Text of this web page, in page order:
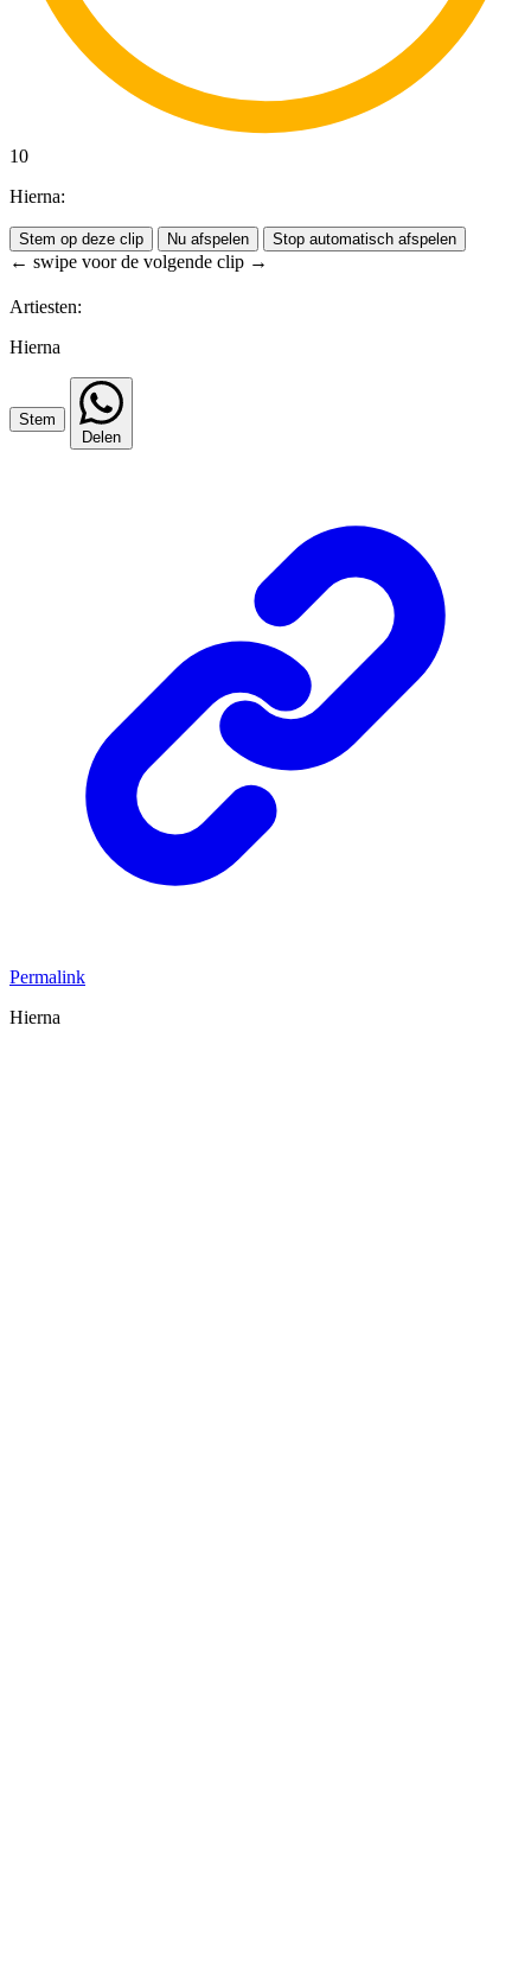
10
Hierna:
Stem op deze clip Nu afspelen Stop automatisch afspelen
← swipe voor de volgende clip →
Artiesten:
Hierna
Stem
Delen
Permalink
Hierna